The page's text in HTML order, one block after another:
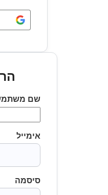
שם משתמש
אימייל
סיסמה